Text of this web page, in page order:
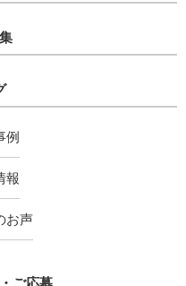
例
報
お声
ご応募